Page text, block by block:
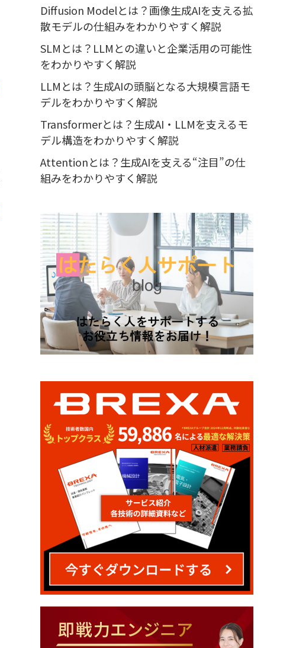
Diffusion Modelとは？画像生成AIを支える拡
散モデルの仕組みをわかりやすく解説
SLMとは？LLMとの違いと企業活用の可能性
をわかりやすく解説
LLMとは？生成AIの頭脳となる大規模言語モ
デルをわかりやすく解説
Transformerとは？生成AI・LLMを支えるモ
デル構造をわかりやすく解説
Attentionとは？生成AIを支える“注目”の仕
組みをわかりやすく解説